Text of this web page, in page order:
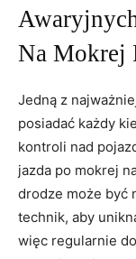
Na​ Mokrej
Jedną z
posiadać każdy
kontroli nad
‌jazda⁣ po mokrej
drodze ⁣może być‌
technik, aby
więc regularnie